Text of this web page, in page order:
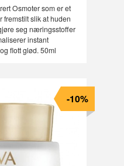
Osmoter som er et
fremstilt slik at huden
seg næringsstoffer
instant
flott glød. 50ml
-10%